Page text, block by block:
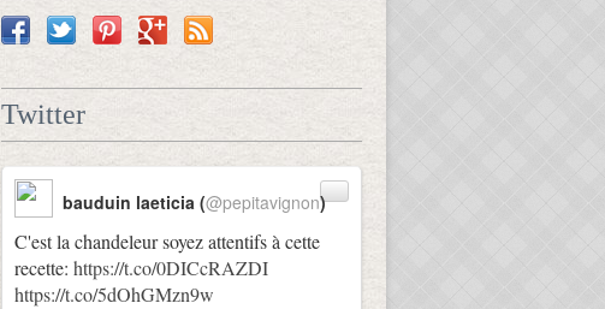
Twitter
C'est la chandeleur soyez attentifs à cette
recette: https://t.co/0DICcRAZDI
https://t.co/5dOhGMzn9w
bauduin laeticia (@pepitavignon)